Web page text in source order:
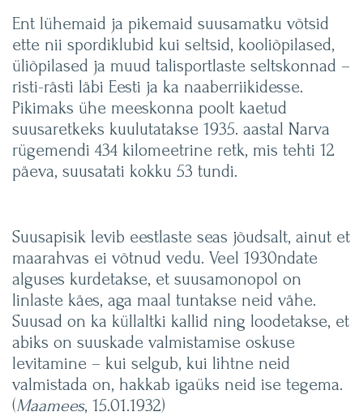
Ent lühemaid ja pikemaid suusamatku võtsid
ette nii spordiklubid kui seltsid, kooliõpilased,
üliõpilased ja muud talisportlaste seltskonnad –
risti-rästi läbi Eesti ja ka naaberriikidesse.
Pikimaks ühe meeskonna poolt kaetud
suusaretkeks kuulutatakse 1935. aastal Narva
rügemendi 434 kilomeetrine retk, mis tehti 12
päeva, suusatati kokku 53 tundi.
Suusapisik levib eestlaste seas jõudsalt, ainut et
maarahvas ei võtnud vedu. Veel 1930ndate
alguses kurdetakse, et suusamonopol on
linlaste käes, aga maal tuntakse neid vähe.
Suusad on ka küllaltki kallid ning loodetakse, et
abiks on suuskade valmistamise oskuse
levitamine – kui selgub, kui lihtne neid
valmistada on, hakkab igaüks neid ise tegema.
(Maamees, 15.01.1932)